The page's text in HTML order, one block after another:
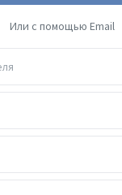
Или с помощью Email